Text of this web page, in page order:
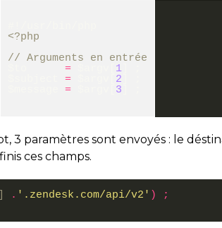
<?php
// Arguments en entrée
= 1
= 2
= 3
3 paramètres sont envoyés : le
ces champs.
. '.zendesk.com/api/v2' )
;